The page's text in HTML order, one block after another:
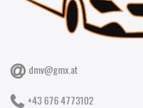
dmv@gmx.at
+43 676 4773102